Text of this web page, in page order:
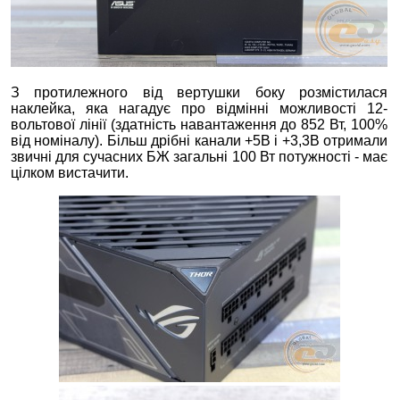
З протилежного від вертушки боку розмістилася
наклейка, яка нагадує про відмінні можливості 12-
вольтової лінії (здатність навантаження до 852 Вт, 100%
від номіналу). Більш дрібні канали +5В і +3,3В отримали
звичні для сучасних БЖ загальні 100 Вт потужності - має
цілком вистачити.